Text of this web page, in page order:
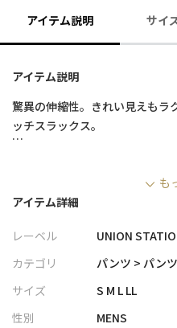
アイテム説明 サイ
アイテム説明
驚異の伸縮性。きれい見えもラ
ッチスラックス。
・独自開発の「ハイパーストレ
使用したスリムスラックス
な穿き心地を実現
・裾に向かってテーパードを効
・ミニヘリンボーンの織り柄が
印象に
も
アイテム詳細
レーベル
UNION
カテゴリ
パンツ > パンツ
サイズ
S M L LL
性別
MENS